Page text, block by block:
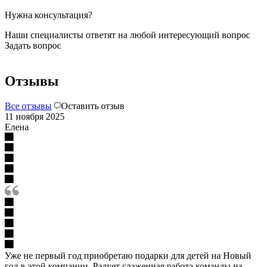
Нужна консультация?
Наши специалисты ответят на любой интересующий вопрос
Задать вопрос
Отзывы
Все отзывы
Оставить отзыв
11 ноября 2025
Елена
Уже не первый год приобретаю подарки для детей на Новый